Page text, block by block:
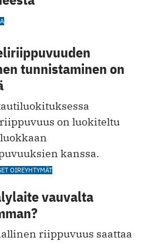
tunnistaminen on
on luokiteltu
kanssa.
OIREYHTYMÄT
vauvalta
riippuvuus saattaa